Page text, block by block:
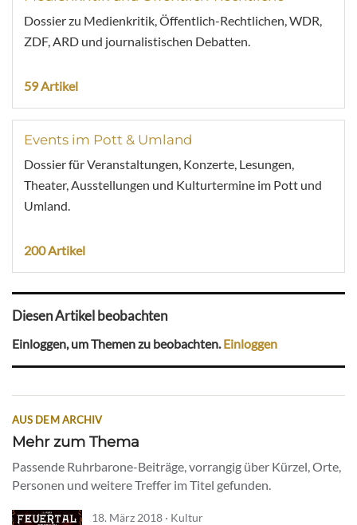
Dossier zu Medienkritik, Öffentlich-Rechtlichen, WDR,
ZDF, ARD und journalistischen Debatten.
59 Artikel
Events im Pott & Umland
Dossier für Veranstaltungen, Konzerte, Lesungen,
Theater, Ausstellungen und Kulturtermine im Pott und
Umland.
200 Artikel
Diesen Artikel beobachten
Einloggen, um Themen zu beobachten.Einloggen
AUS DEM ARCHIV
Mehr zum Thema
Passende Ruhrbarone-Beiträge, vorrangig über Kürzel, Orte,
Personen und weitere Treffer im Titel gefunden.
18. März 2018 · Kultur